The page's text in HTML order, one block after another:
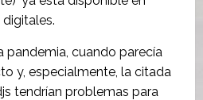
pandemia, cuando parecía
y, especialmente, la citada
tendrían problemas para